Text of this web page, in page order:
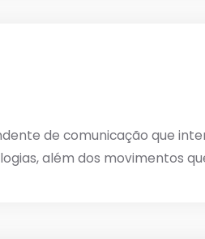
de comunicação que
além dos movimentos